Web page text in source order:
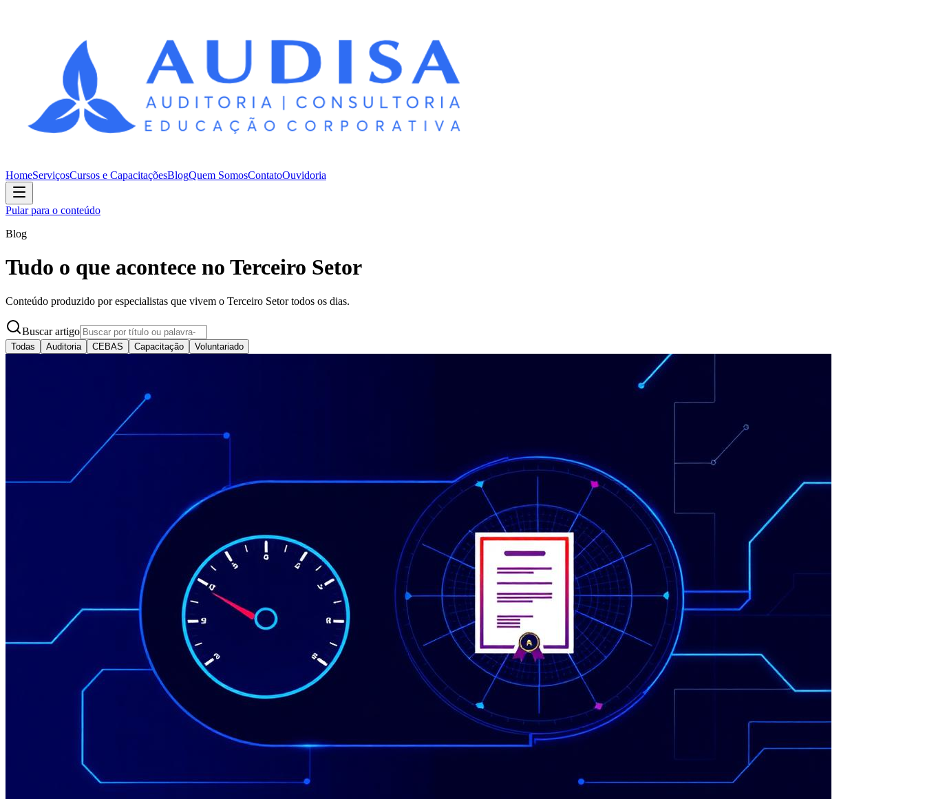
HomeServiçosCursos e CapacitaçõesBlogQuem SomosContatoOuvidoria
Pular para o conteúdo
Blog
Tudo o que acontece no Terceiro Setor
Conteúdo produzido por especialistas que vivem o Terceiro Setor todos os dias.
Buscar artigo
Todas Auditoria CEBAS Capacitação Voluntariado